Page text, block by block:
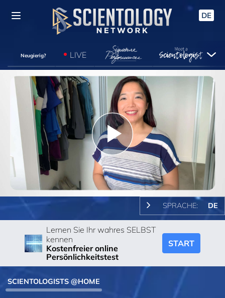
DE
Neugierig? LIVE
Play
Video
SPRACHE: DE
Lernen Sie Ihr wahres SELBST
kennen
Kostenfreier online
Persönlichkeitstest
START
SCIENTOLOGISTS @HOME